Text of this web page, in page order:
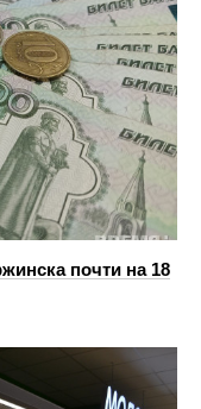
почти на 18